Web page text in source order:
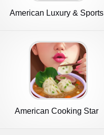
American Luxury & Sports
American Cooking Star